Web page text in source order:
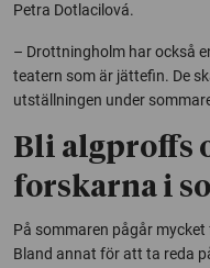
Petra Dotlacilová.
– Drottningholm har också
teatern som är jättefin. De
utställningen under
Bli algproffs
forskarna i
På sommaren pågår
Bland annat för att ta reda